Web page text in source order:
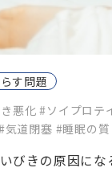
す問題
びきの原因に
悪化#ソイプロテ
気道閉塞 #睡眠の